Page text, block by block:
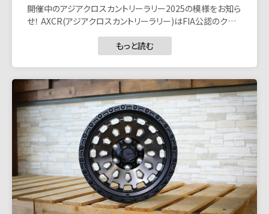
開催中のアジアクロスカントリーラリー2025の模様をお知ら
せ！ AXCR(アジアクロスカントリーラリー)はFIA公認のク…
もっと読む